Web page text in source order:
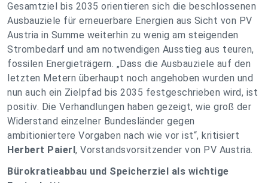
Gesamtziel bis 2035 orientieren sich die beschlossenen
Ausbauziele für erneuerbare Energien aus Sicht von PV
Austria in Summe weiterhin zu wenig am steigenden
Strombedarf und am notwendigen Ausstieg aus teuren,
fossilen Energieträgern. „Dass die Ausbauziele auf den
letzten Metern überhaupt noch angehoben wurden und
nun auch ein Zielpfad bis 2035 festgeschrieben wird, ist
positiv. Die Verhandlungen haben gezeigt, wie groß der
Widerstand einzelner Bundesländer gegen
ambitioniertere Vorgaben nach wie vor ist“, kritisiert
Herbert Paierl, Vorstandsvorsitzender von PV Austria.
Bürokratieabbau und Speicherziel als wichtige